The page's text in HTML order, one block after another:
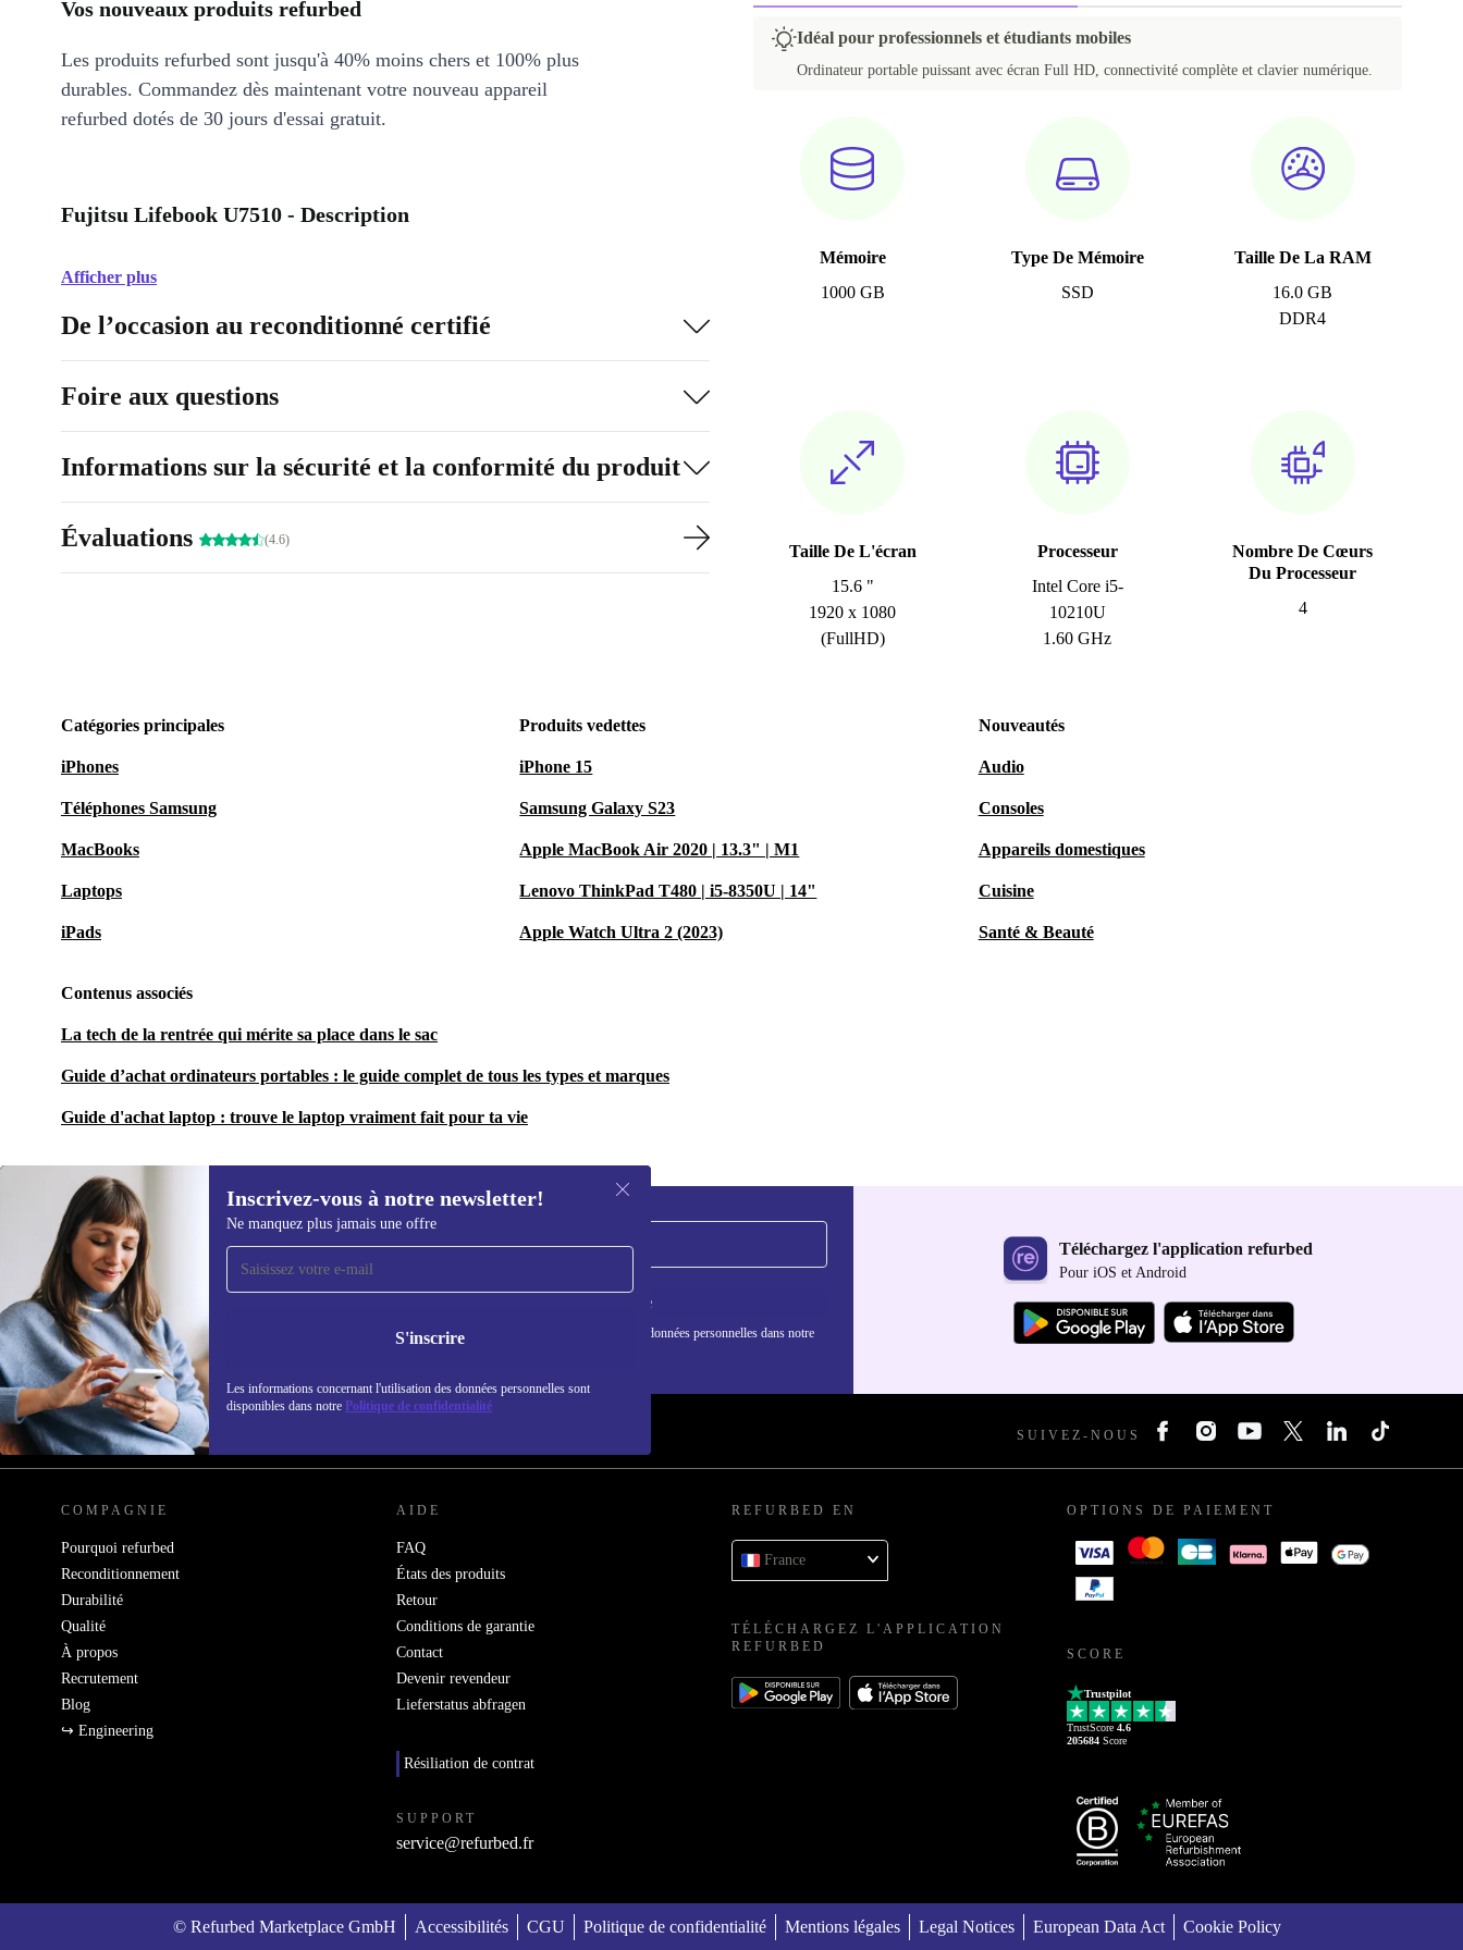
Idéal pour professionnels et étudiants mobiles
Ordinateur portable puissant avec écran Full HD, connectivité complète et clavier numérique.
Mémoire
1000 GB
Type De Mémoire
SSD
Taille De La RAM
16.0 GB
DDR4
Taille De L'écran
15.6 "
1920 x 1080
(FullHD)
Processeur
Intel Core i5-
10210U
1.60 GHz
Nombre De Cœurs
Du Processeur
4
Vos nouveaux produits refurbed
Les produits refurbed sont jusqu'à 40% moins chers et 100% plus
durables. Commandez dès maintenant votre nouveau appareil
refurbed dotés de 30 jours d'essai gratuit.
Fujitsu Lifebook U7510 - Description
Afficher plus
De l’occasion au reconditionné certifié
Foire aux questions
Informations sur la sécurité et la conformité du produit
Évaluations (4.6)
Catégories principales
iPhones
Téléphones Samsung
MacBooks
Laptops
iPads
Produits vedettes
iPhone 15
Samsung Galaxy S23
Apple MacBook Air 2020 | 13.3" | M1
Lenovo ThinkPad T480 | i5-8350U | 14"
Apple Watch Ultra 2 (2023)
Nouveautés
Audio
Consoles
Appareils domestiques
Cuisine
Santé & Beauté
Contenus associés
La tech de la rentrée qui mérite sa place dans le sac
Guide d’achat ordinateurs portables : le guide complet de tous les types et marques
Guide d'achat laptop : trouve le laptop vraiment fait pour ta vie
Inscrivez-vous à notre newsletter!
Ne manquez plus jamais une offre
S'inscrire
Les informations concernant l'utilisation des données personnelles sont
disponibles dans notre Politique de confidentialité
Recevoir offres et infos de
refurbed par mail
Ne manquez plus aucune offre.
S'inscrire
Retrouvez les informations sur l'utilisation des données personnelles dans notre
Téléchargez l'application refurbed
Pour iOS et Android
REFURBED FRANCE - RETHINK NEW. SUIVEZ-NOUS
COMPAGNIE
Pourquoi refurbed
Reconditionnement
Durabilité
Qualité
À propos
Recrutement
Blog
↪ Engineering
AIDE
FAQ
États des produits
Retour
Conditions de garantie
Contact
Devenir revendeur
Lieferstatus abfragen
Résiliation de contrat
SUPPORT
service@refurbed.fr
REFURBED EN
France
TÉLÉCHARGEZ L'APPLICATION
REFURBED
OPTIONS DE PAIEMENT
SCORE
Trustpilot
TrustScore 4.6
205684 Score
© Refurbed Marketplace GmbH Accessibilités CGU Politique de confidentialité Mentions légales Legal Notices European Data Act Cookie Policy